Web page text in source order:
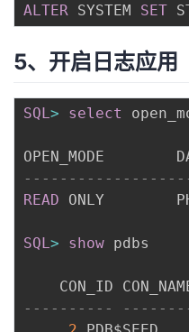
ALTER SYSTEM SET
5、开启日志应用
SQL> select
READ ONLY	     PHYSICAL STANDBY
SQL> show pdbs
----------